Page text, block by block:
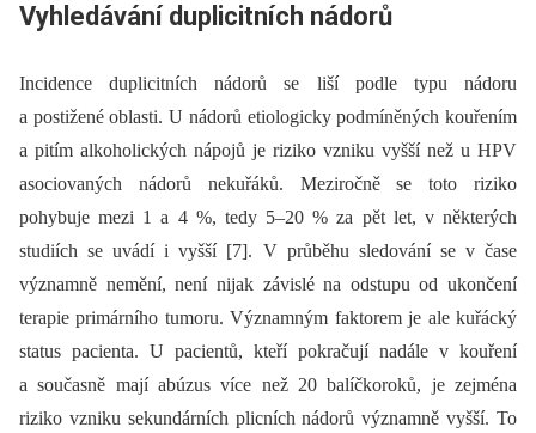
Vyhledávání duplicitních nádorů
Incidence duplicitních nádorů se liší podle typu nádoru
a postižené oblasti. U nádorů etiologicky podmíněných kouřením
a pitím alkoholických nápojů je riziko vzniku vyšší než u HPV
asociovaných nádorů nekuřáků. Meziročně se toto riziko
pohybuje mezi 1 a 4 %, tedy 5–20 % za pět let, v ně­kte­rých
studiích se uvádí i vyšší [7]. V průběhu sledování se v čase
významně nemění, není nijak závislé na odstupu od ukončení
terapie primárního tumoru. Významným faktorem je ale kuřácký
status pacienta. U pacientů, kteří pokračují nadále v kouření
a současně mají abúzus více než 20 balíčkoroků, je zejména
riziko vzniku sekundárních plicních nádorů významně vyšší. To